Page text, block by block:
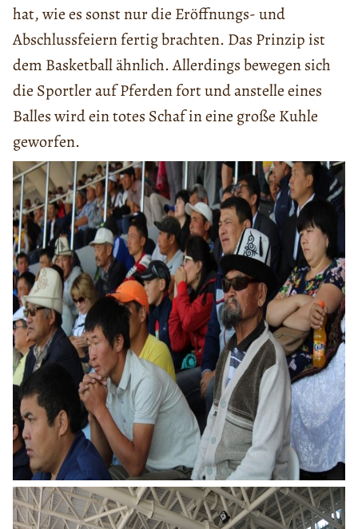
hat, wie es sonst nur die Eröffnungs- und
Abschlussfeiern fertig brachten. Das Prinzip ist
dem Basketball ähnlich. Allerdings bewegen sich
die Sportler auf Pferden fort und anstelle eines
Balles wird ein totes Schaf in eine große Kuhle
geworfen.